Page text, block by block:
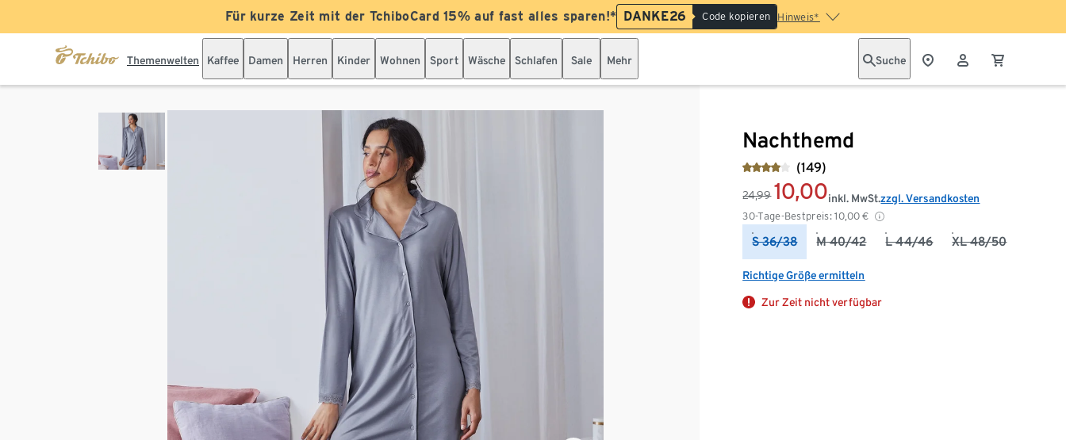
Für kurze Zeit mit der TchiboCard 15% auf fast alles sparen!* DANKE26 Code kopieren Hinweis*
Themenwelten Kaffee Damen Herren Kinder Wohnen Sport Wäsche Schlafen Sale Mehr Suche
Nachthemd
(149)
24,99 10,00
30-Tage-Bestpreis: 10,00 €
inkl. MwSt.zzgl. Versandkosten
S 36/38 M 40/42 L 44/46 XL 48/50
Richtige Größe ermitteln
Zur Zeit nicht verfügbar